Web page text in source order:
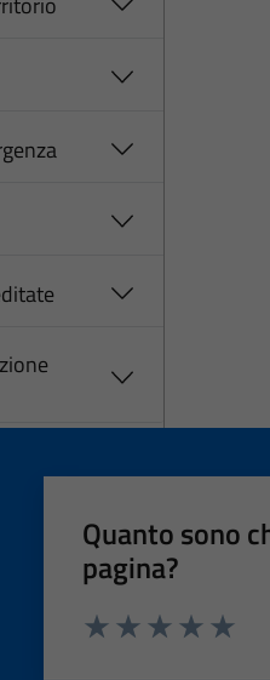
Quanto sono
pagina?